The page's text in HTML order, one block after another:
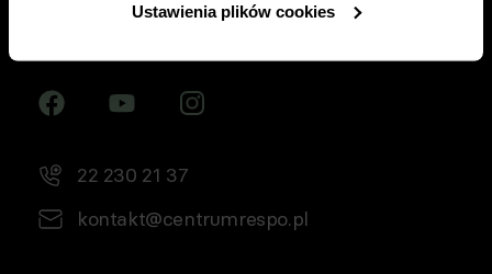
Ustawienia plików cookies
22 230 21 37
kontakt@centrumrespo.pl